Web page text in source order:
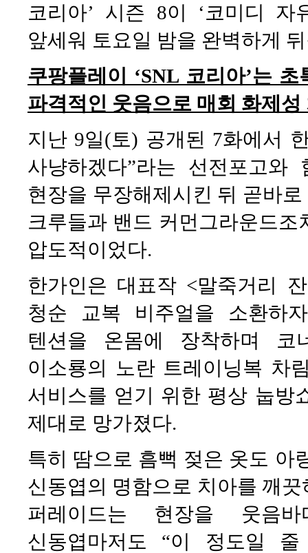
코리아’ 시즌 8이 ‘코미디 자
앞세워 토요일 밤을 완벽하게
쿠팡플레이 ‘SNL 코리아’는
파격적인 웃음으로 매회 화제
지난 9일(토) 공개된 7화에서
사냥하겠다”라는 선전포고
현장을 무장해제시킨 뒤 곧바
크루들과 밴드 커먼그라운드
압도적이었다.
한가인은 대표작 <말죽거리
청순 교복 비주얼을 소환하
텐션을 온몸에 장착하며
이소룡의 노란 트레이닝복 차
서비스를 얻기 위한 평상 눕방
제대로 망가졌다.
특히 땀으로 흠뻑 젖은 옷도 아
신동엽의 명함으로 치아를 깨
퍼레이드는 현장을 웃음
신동엽마저도 “이 정도일